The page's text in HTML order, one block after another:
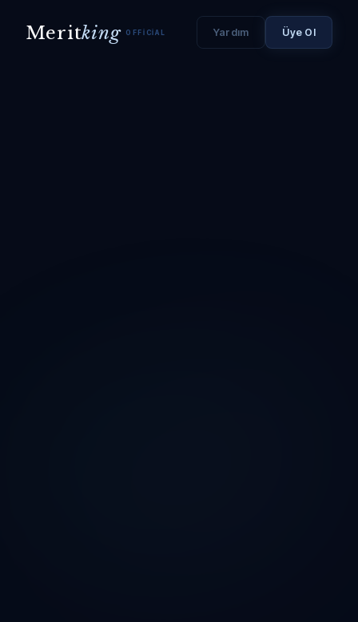
Meritking OFFICIAL Yardım Üye Ol